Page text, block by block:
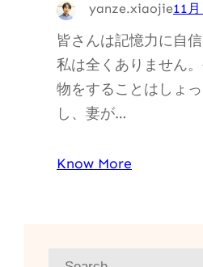
yanze.xiaojie11
皆さんは記憶力に自
私は全くありません
物をすることはしょ
し、妻が…
Know More